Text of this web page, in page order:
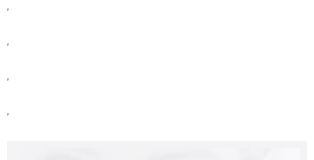
,
,
,
,